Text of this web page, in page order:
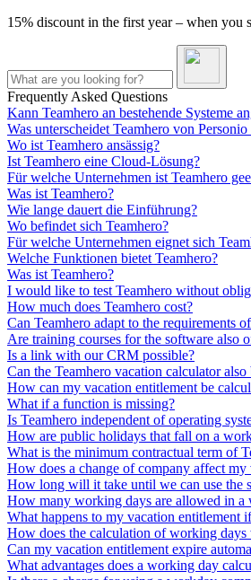
15% discount in the first year – when
Frequently Asked Questions
Kann Teamhero an bestehende Systeme
Was unterscheidet Teamhero von
Wo ist Teamhero ansässig?
Ist Teamhero eine Cloud-Lösung?
Für welche Unternehmen ist Teamhero
Was ist Teamhero?
Wie lange dauert die Einführung?
Wo befindet sich Teamhero?
Für welche Unternehmen eignet sich
Welche Funktionen bietet Teamhero?
Was ist Teamhero?
I would like to test Teamhero without
How much does Teamhero cost?
Can Teamhero adapt to the requirements
Are training courses for the software also
Is a link with our CRM possible?
Can the Teamhero vacation calculator
How can my vacation entitlement be
What if a function is missing?
Is Teamhero independent of operating
How are public holidays that fall on a
What is the minimum contractual term of
How does a change of company affect my
How long will it take until we can use the
How many working days are allowed in a
What happens to my vacation entitlement
How does the calculation of working
Can my vacation entitlement expire
What advantages does a working day